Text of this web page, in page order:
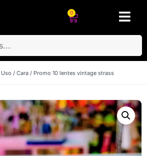
0
Uso / Cara / Promo 10 lentes vintage strass